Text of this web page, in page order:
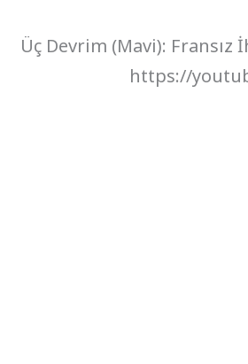
Üç Devrim (Mavi):
https://